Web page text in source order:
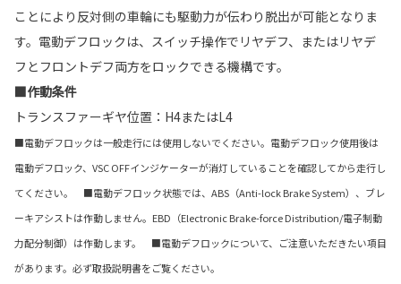
ことにより反対側の車輪にも駆動力が伝わり脱出が可能となりま
す。電動デフロックは、スイッチ操作でリヤデフ、またはリヤデ
フとフロントデフ両方をロックできる機構です。
■作動条件
トランスファーギヤ位置：H4またはL4
■電動デフロックは一般走行には使用しないでください。電動デフロック使用後は
電動デフロック、VSC OFFインジケーターが消灯していることを確認してから走行し
てください。 ■電動デフロック状態では、ABS（Anti-lock Brake System）、ブレ
ーキアシストは作動しません。EBD（Electronic Brake-force Distribution/電子制動
力配分制御）は作動します。 ■電動デフロックについて、ご注意いただきたい項目
があります。必ず取扱説明書をご覧ください。